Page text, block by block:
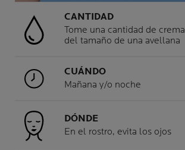
CANTIDAD
Tome una cantidad de crema
del tamaño de una avellana
CUÁNDO
Mañana y/o noche
DÓNDE
En el rostro, evita los ojos